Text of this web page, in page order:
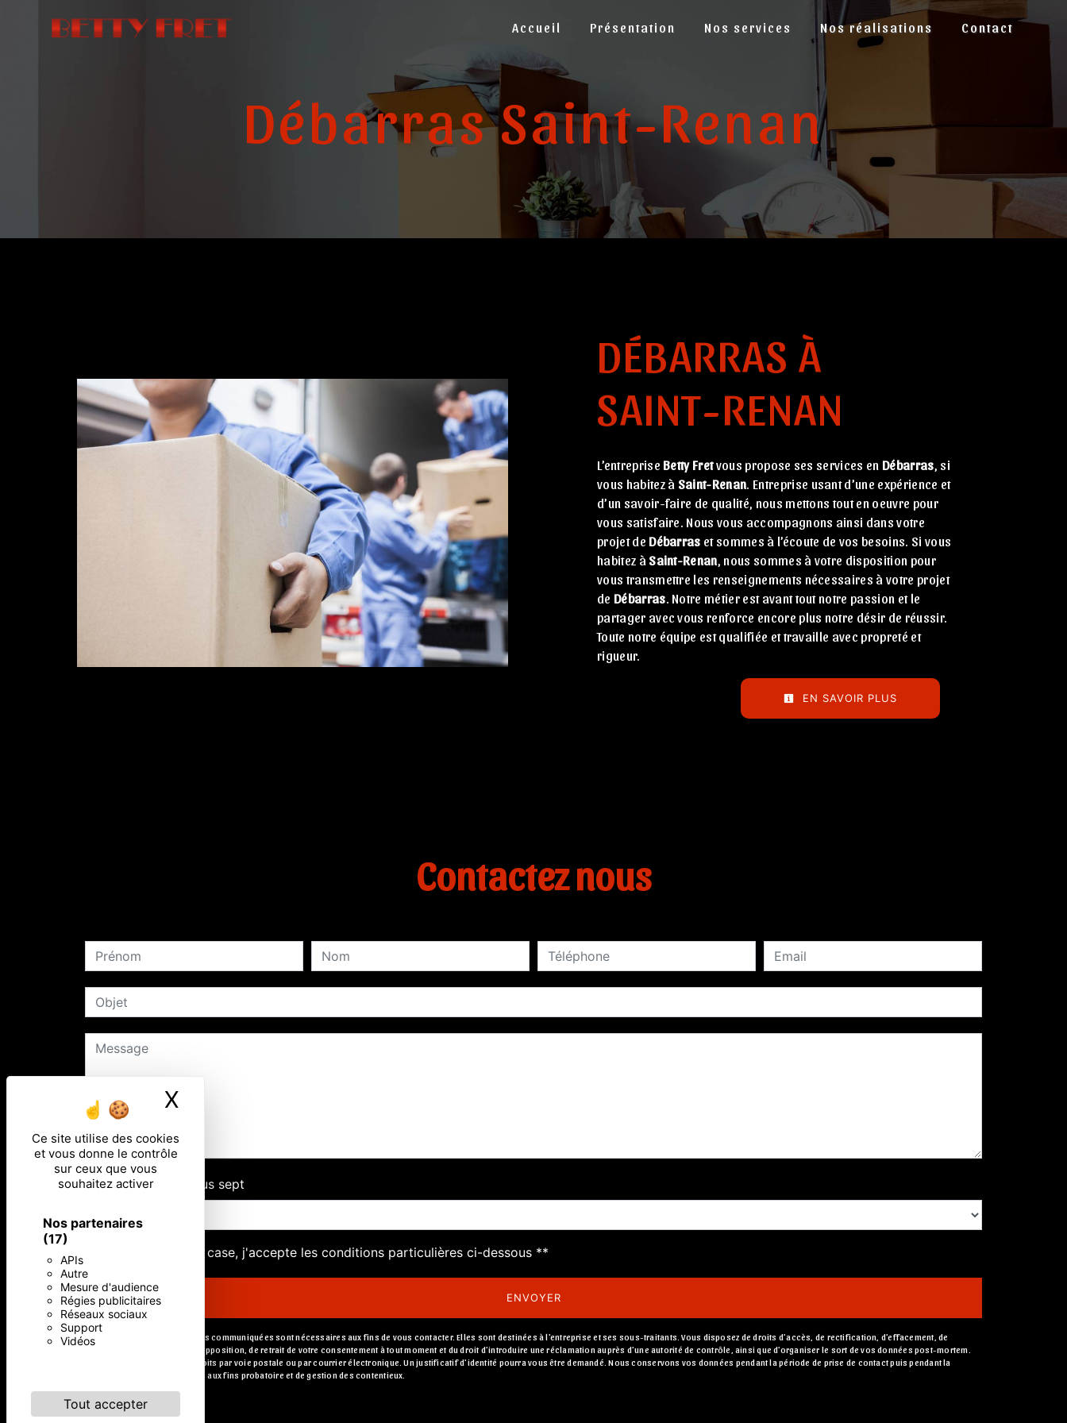
Ce site utilise des cookies
et vous donne le contrôle
sur ceux que vous
souhaitez activer
Nos partenaires
(17)
APIs
Autre
Mesure d'audience
Régies publicitaires
Réseaux sociaux
Support
Vidéos
Tout accepter
X
Accueil Présentation Nos services Nos réalisations Contact
Débarras Saint-Renan
DÉBARRAS À
SAINT-RENAN
L’entreprise Betty Fretvous propose ses services en Débarras, si
vous habitez à Saint-Renan. Entreprise usant d’une expérience et
d’un savoir-faire de qualité, nous mettons tout en oeuvre pour
vous satisfaire. Nous vous accompagnons ainsi dans votre
projet de Débarras et sommes à l’écoute de vos besoins. Si vous
habitez à Saint-Renan, nous sommes à votre disposition pour
vous transmettre les renseignements nécessaires à votre projet
de Débarras. Notre métier est avant tout notre passion et le
partager avec vous renforce encore plus notre désir de réussir.
Toute notre équipe est qualifiée et travaille avec propreté et
rigueur.
EN SAVOIR PLUS
Contactez nous
Combien font un plus sept
En cochant cette case, j'accepte les conditions particulières ci-dessous **
ENVOYER
** Les données personnelles communiquées sont nécessaires aux fins de vous contacter. Elles sont destinées à l'entreprise et ses sous-traitants. Vous disposez de droits d’accès, de rectification, d’effacement, de
portabilité, de limitation, d’opposition, de retrait de votre consentement à tout moment et du droit d’introduire une réclamation auprès d’une autorité de contrôle, ainsi que d’organiser le sort de vos données post-mortem.
Vous pouvez exercer ces droits par voie postale ou par courrier électronique. Un justificatif d'identité pourra vous être demandé. Nous conservons vos données pendant la période de prise de contact puis pendant la
durée de prescription légale aux fins probatoire et de gestion des contentieux.